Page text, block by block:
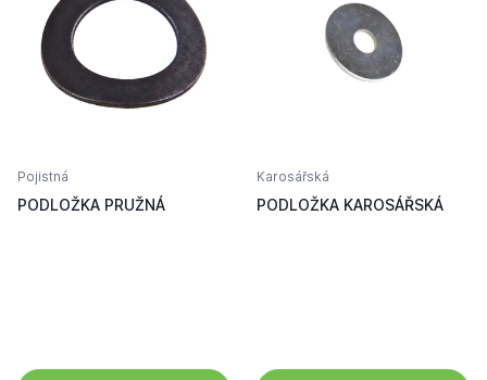
Pojistná
PODLOŽKA PRUŽNÁ
Karosářská
PODLOŽKA KAROSÁŘSKÁ